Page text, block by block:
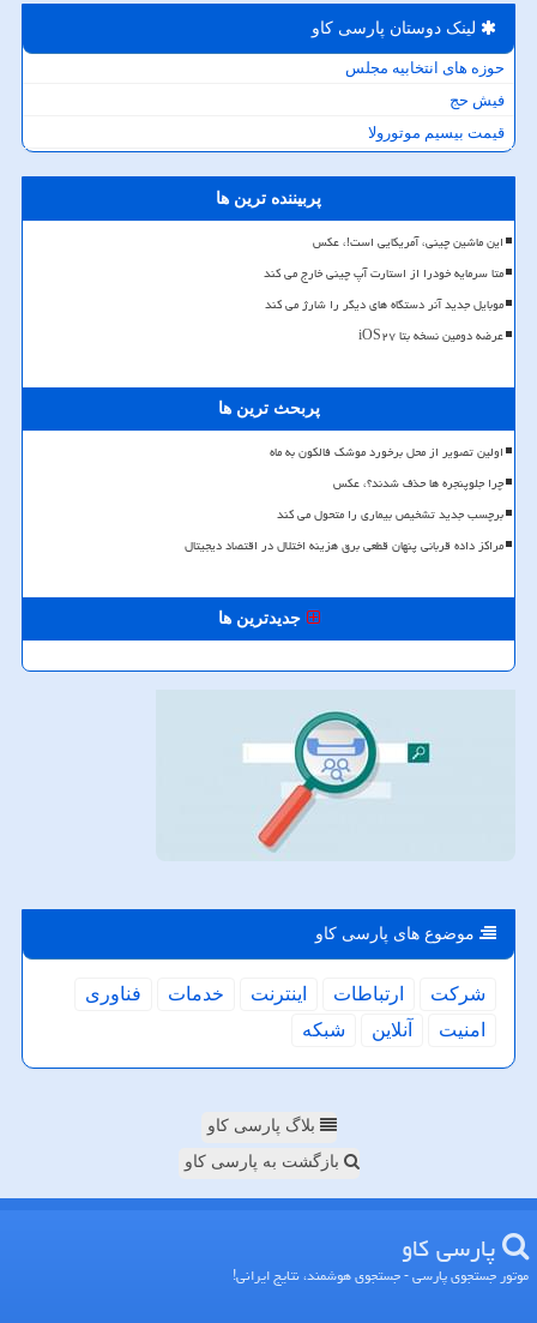
لینک دوستان پارسی كاو
حوزه های انتخابیه مجلس
فیش حج
قیمت بیسیم موتورولا
پربیننده ترین ها
این ماشین چینی، آمریکایی است!، عکس
متا سرمایه خودرا از استارت آپ چینی خارج می کند
موبایل جدید آنر دستگاه های دیگر را شارژ می کند
عرضه دومین نسخه بتا iOS۲۷
پربحث ترین ها
اولین تصویر از محل برخورد موشک فالکون به ماه
چرا جلوپنجره ها حذف شدند؟، عکس
برچسب جدید تشخیص بیماری را متحول می کند
مراکز داده قربانی پنهان قطعی برق هزینه اختلال در اقتصاد دیجیتال
جدیدترین ها
موضوع های پارسی كاو
شركت ارتباطات اینترنت خدمات
فناوری
امنیت
آنلاین شبكه
بلاگ پارسی کاو
بازگشت به پارسی کاو
پارسی كاو
موتور جستجوی پارسی - جستجوی هوشمند، نتایج ایرانی!